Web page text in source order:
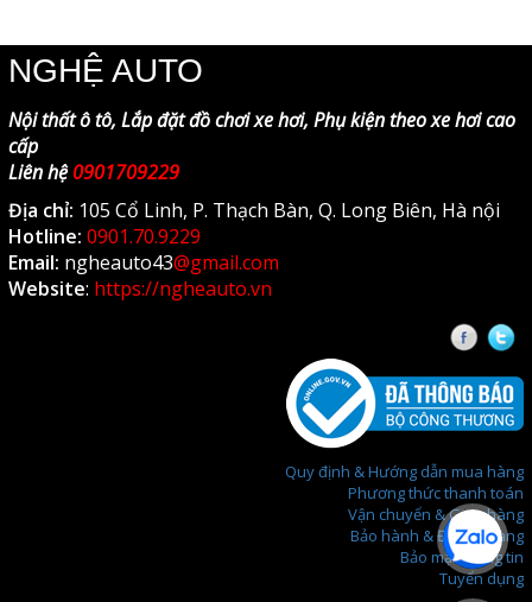
NGHỆ AUTO
Nội thất ô tô, Lắp đặt đồ chơi xe hơi, Phụ kiện theo xe hơi cao
cấp
Liên hệ 0901709229
Địa chỉ: 105 Cổ Linh, P. Thạch Bàn, Q. Long Biên, Hà nội
Hotline: 0901.70.9229
Email: ngheauto43@gmail.com
Website: https://ngheauto.vn
Quy định & Hướng dẫn mua hàng
Phương thức thanh toán
Vận chuyển & Giao hàng
Bảo hành & Đổi trả hàng
Bảo mật thông tin
Tuyển dụng